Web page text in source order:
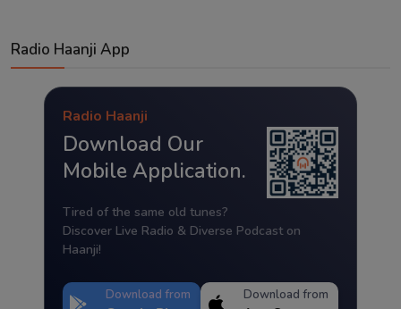
Radio Haanji App
Radio Haanji
Download Our
Mobile Application.
Tired of the same old tunes?
Discover Live Radio & Diverse Podcast on
Haanji!
Download from Download from